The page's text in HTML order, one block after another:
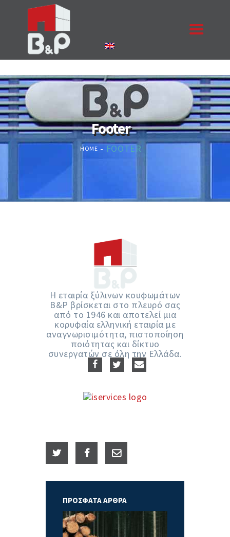
Footer
HOME FOOTER
Η ΕΤΑΙΡΙΑ
ΠΡΟΪΌΝΤΑ
ΈΡΓΑ
ΕΠΙΚΟΙΝΩΝΊΑ
ΚΟΥΦΏΜΑΤΑ
Η εταιρία ξύλινων κουφωμάτων
Β&P βρίσκεται στο πλευρό σας
από το 1946 και αποτελεί μια
κορυφαία ελληνική εταιρία με
αναγνωρισιμότητα, πιστοποίηση
ποιότητας και δίκτυο
συνεργατών σε όλη την Ελλάδα.
ΠΡΟΣΦΑΤΑ ΑΡΘΡΑ